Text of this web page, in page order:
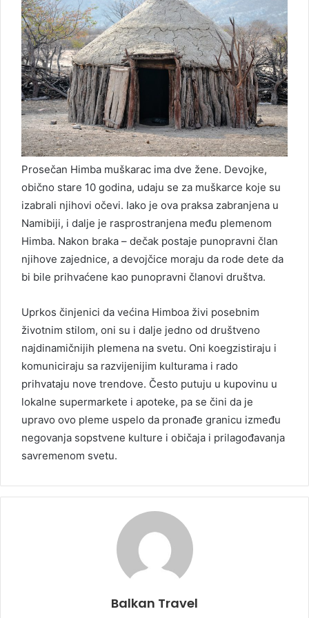
Prosečan Himba muškarac ima dve žene. Devojke,
obično stare 10 godina, udaju se za muškarce koje su
izabrali njihovi očevi. Iako je ova praksa zabranjena u
Namibiji, i dalje je rasprostranjena među plemenom
Himba. Nakon braka – dečak postaje punopravni član
njihove zajednice, a devojčice moraju da rode dete da
bi bile prihvaćene kao punopravni članovi društva.
Uprkos činjenici da većina Himboa živi posebnim
životnim stilom, oni su i dalje jedno od društveno
najdinamičnijih plemena na svetu. Oni koegzistiraju i
komuniciraju sa razvijenijim kulturama i rado
prihvataju nove trendove. Često putuju u kupovinu u
lokalne supermarkete i apoteke, pa se čini da je
upravo ovo pleme uspelo da pronađe granicu između
negovanja sopstvene kulture i običaja i prilagođavanja
savremenom svetu.
Balkan Travel